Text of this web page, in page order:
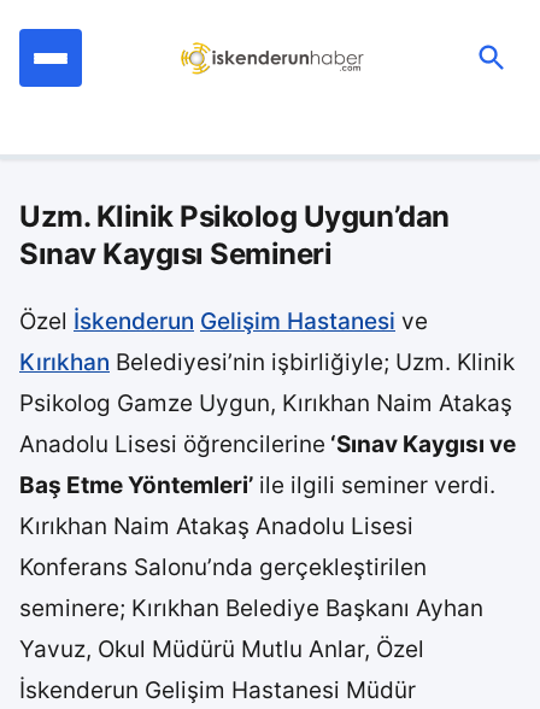
Uzm. Klinik Psikolog Uygun’dan
Sınav Kaygısı Semineri
Özel İskenderun Gelişim Hastanesi ve
Kırıkhan Belediyesi’nin işbirliğiyle; Uzm. Klinik
Psikolog Gamze Uygun, Kırıkhan Naim Atakaş
Anadolu Lisesi öğrencilerine ‘Sınav Kaygısı ve
Baş Etme Yöntemleri’ ile ilgili seminer verdi.
Kırıkhan Naim Atakaş Anadolu Lisesi
Konferans Salonu’nda gerçekleştirilen
seminere; Kırıkhan Belediye Başkanı Ayhan
Yavuz, Okul Müdürü Mutlu Anlar, Özel
İskenderun Gelişim Hastanesi Müdür